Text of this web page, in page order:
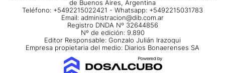
de Buenos Aires, Argentina
Teléfono: +5492215022421 - Whatsapp: +5492215031783
Email: administracion@dib.com.ar
Registro DNDA Nº 32644856
Nº de edición: 9.890
Editor Responsable: Gonzalo Julián Irazoqui
Empresa propietaria del medio: Diarios Bonaerenses SA